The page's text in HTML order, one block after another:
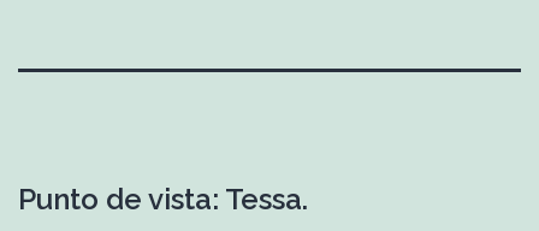
Punto de vista: Tessa.